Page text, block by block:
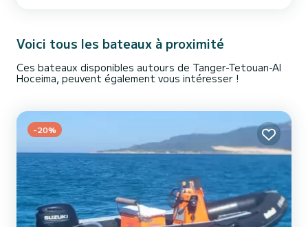
Voici tous les bateaux à proximité
Ces bateaux disponibles autours de Tanger-Tetouan-Al
Hoceima, peuvent également vous intéresser !
-20%